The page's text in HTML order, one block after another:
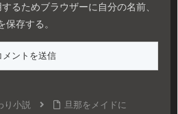
るためブラウザーに自分の名前、
保存する。
り小説
旦那をメイドに